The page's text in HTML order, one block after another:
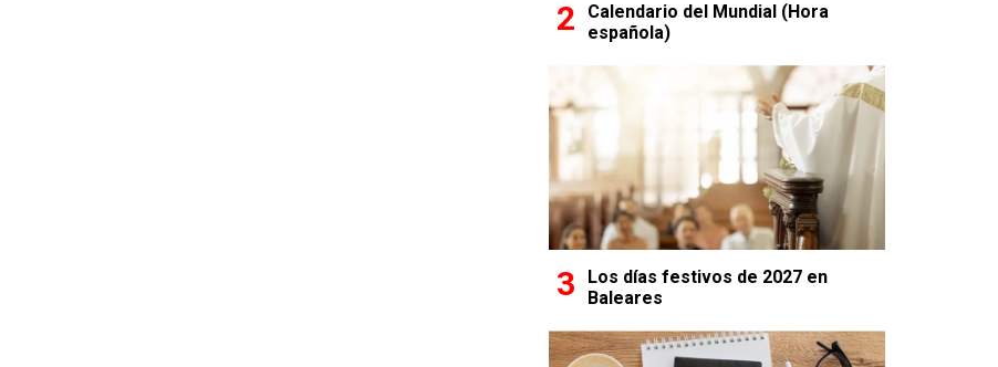
Calendario del Mundial (Hora
española)
Los días festivos de 2027 en
Baleares